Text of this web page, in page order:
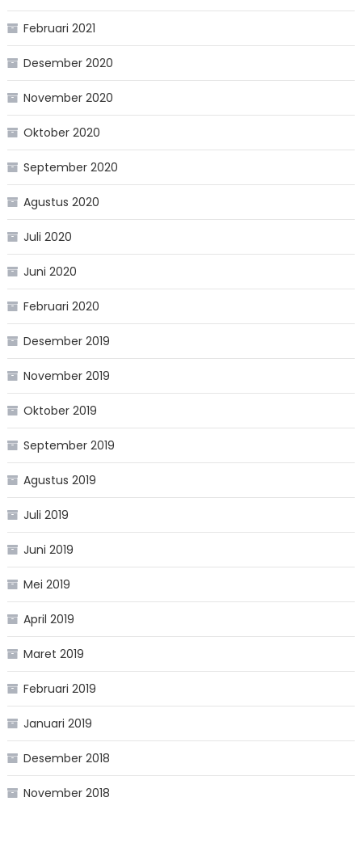
Februari 2021
Desember 2020
November 2020
Oktober 2020
September 2020
Agustus 2020
Juli 2020
Juni 2020
Februari 2020
Desember 2019
November 2019
Oktober 2019
September 2019
Agustus 2019
Juli 2019
Juni 2019
Mei 2019
April 2019
Maret 2019
Februari 2019
Januari 2019
Desember 2018
November 2018